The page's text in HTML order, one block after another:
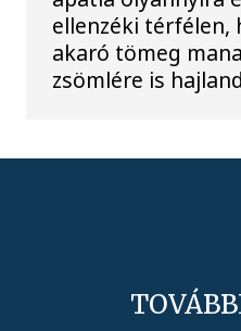
ellenzéki térfélen,
akaró tömeg
zsömlére is